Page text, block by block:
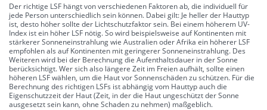
Der richtige LSF hängt von verschiedenen Faktoren ab, die individuell für
jede Person unterschiedlich sein können. Dabei gilt: Je heller der Hauttyp
ist, desto höher sollte der Lichtschutzfaktor sein. Bei einem höherem UV-
Index ist ein höher LSF nötig. So wird beispielsweise auf Kontinenten mit
stärkerer Sonneneinstrahlung wie Australien oder Afrika ein höherer LSF
empfohlen als auf Kontinenten mit geringerer Sonneneinstrahlung. Des
Weiteren wird bei der Berechnung die Aufenthaltsdauer in der Sonne
berücksichtigt. Wer sich also längere Zeit im Freien aufhält, sollte einen
höheren LSF wählen, um die Haut vor Sonnenschäden zu schützen. Für die
Berechnung des richtigen LSFs ist abhängig vom Hauttyp auch die
Eigenschutzzeit der Haut (Zeit, in der die Haut ungeschützt der Sonne
ausgesetzt sein kann, ohne Schaden zu nehmen) maßgeblich.